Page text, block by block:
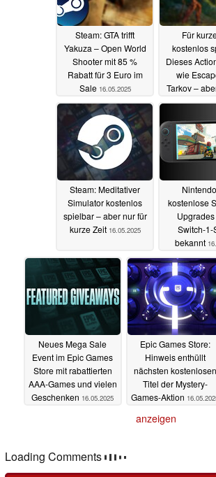
Steam: GTA trifft
Yakuza – Open World
Shooter mit 85 %
Rabatt für 3 Euro im
Sale 16.05.2025
Für
kostenlos
Dieses
wie
Tarkov –
Fantasy-
Steam: Meditativer
Simulator kostenlos
spielbar – aber nur für
kurze Zeit 16.05.2025
kostenlose
Switch-1-
bekannt
Neues Mega Sale
Event im Epic Games
Store mit rabattierten
AAA-Games und vielen
Geschenken 16.05.2025
Epic Games Store:
Hinweis enthüllt
nächsten kostenlosen
Titel der Mystery-
Games-Aktion
anzeigen
Loading Comments